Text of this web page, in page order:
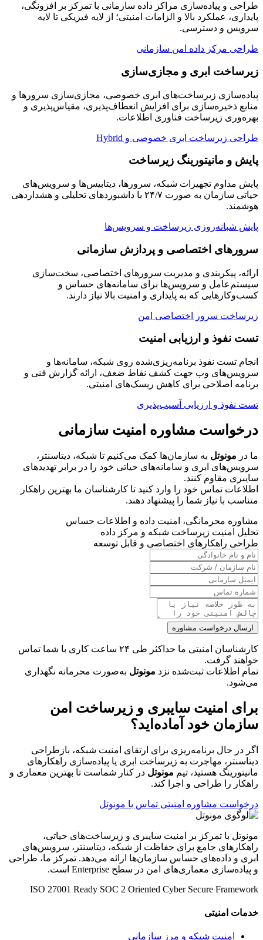
طراحی و پیاده‌سازی مراکز داده سازمانی با تمرکز بر افزونگی،
پایداری، عملکرد بالا و الزامات امنیتی؛ از لایه فیزیکی تا لایه
سرویس و دسترسی.
طراحی مرکز داده امن سازمانی
زیرساخت ابری و مجازی‌سازی
پیاده‌سازی زیرساخت‌های ابری خصوصی، مجازی‌سازی سرورها و
منابع ذخیره‌سازی برای افزایش انعطاف‌پذیری، مقیاس‌پذیری و
بهره‌وری زیرساخت فناوری اطلاعات.
طراحی زیرساخت ابری خصوصی و Hybrid
پایش و مانیتورینگ زیرساخت
پایش مداوم تجهیزات شبکه، سرورها، دیتابیس‌ها و سرویس‌های
حیاتی سازمان به صورت ۲۴/۷ با داشبوردهای تحلیلی و هشداردهی
هوشمند.
پایش شبانه‌روزی زیرساخت و سرویس‌ها
سرورهای اختصاصی و پردازش سازمانی
ارائه، پیکربندی و مدیریت سرورهای اختصاصی، سخت‌سازی
سیستم‌عامل و سرویس‌ها برای سامانه‌های حساس و
کسب‌وکارهایی که به پایداری و امنیت بالا نیاز دارند.
زیرساخت سرور اختصاصی امن
تست نفوذ و ارزیابی امنیت
انجام تست نفوذ برنامه‌ریزی‌شده روی شبکه، سامانه‌ها و
سرویس‌های وب جهت کشف نقاط ضعف، ارائه گزارش فنی و
برنامه اصلاحی برای کاهش ریسک‌های امنیتی.
تست نفوذ و ارزیابی آسیب‌پذیری
درخواست مشاوره امنیت سازمانی
ما در مونوتل به سازمان‌ها کمک می‌کنیم تا شبکه، دیتاسنتر،
سرویس‌های ابری و سامانه‌های حیاتی خود را در برابر تهدیدهای
سایبری مقاوم کنند.
اطلاعات تماس خود را وارد کنید تا کارشناسان ما بهترین راهکار
متناسب با نیاز شما را پیشنهاد دهند.
مشاوره محرمانگی، امنیت داده و اطلاعات حساس
تحلیل امنیت زیرساخت شبکه و مرکز داده
طراحی راهکارهای اختصاصی و قابل توسعه
ارسال درخواست مشاوره
کارشناسان امنیتی ما حداکثر طی ۲۴ ساعت کاری با شما تماس
خواهند گرفت.
تمام اطلاعات ثبت‌شده نزد مونوتل به‌صورت محرمانه نگهداری
می‌شود.
برای امنیت سایبری و زیرساخت امن
سازمان خود آماده‌اید؟
اگر در حال برنامه‌ریزی برای ارتقای امنیت شبکه، بازطراحی
دیتاسنتر، مهاجرت به زیرساخت ابری یا پیاده‌سازی راهکارهای
مانیتورینگ هستید، تیم مونوتل در کنار شماست تا بهترین معماری و
راهکار را طراحی و اجرا کند.
درخواست مشاوره امنیتی تماس با مونوتل
مونوتل با تمرکز بر امنیت سایبری و زیرساخت‌های حیاتی،
راهکارهای جامع برای حفاظت از شبکه، دیتاسنتر، سرویس‌های
ابری و داده‌های حساس سازمان‌ها ارائه می‌دهد. تمرکز ما، طراحی
و پیاده‌سازی معماری‌های امن در سطح Enterprise است.
ISO 27001 Ready SOC 2 Oriented Cyber Secure Framework
خدمات امنیتی
امنیت شبکه و مرز سازمانی